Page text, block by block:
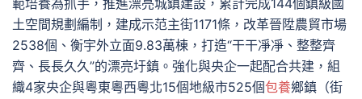
範培養為抓手，推進漂亮城鎮建設，累計完成144個鎮級國
土空間規劃編制，建成示范主街1171條，改革晉陞農貿市場
2538個、衡宇外立面9.83萬棟，打造“干干凈凈、整整齊
齊、長長久久”的漂亮圩鎮。強化與央企一起配合共建，組
織4家央企與粵東粵西粵北15個地級市525個包養鄉鎮（街